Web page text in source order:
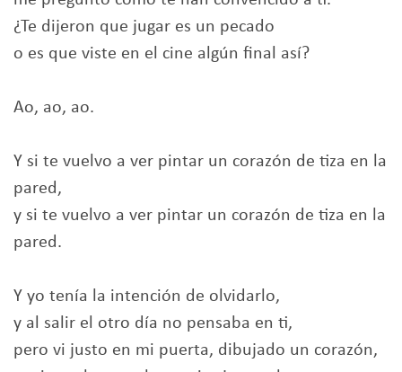
¿Te dijeron que jugar es un pecado
o es que viste en el cine algún final así?
Ao, ao, ao.
Y si te vuelvo a ver pintar un corazón de tiza en la
pared,
y si te vuelvo a ver pintar un corazón de tiza en la
pared.
Y yo tenía la intención de olvidarlo,
y al salir el otro día no pensaba en ti,
pero vi justo en mi puerta, dibujado un corazón,